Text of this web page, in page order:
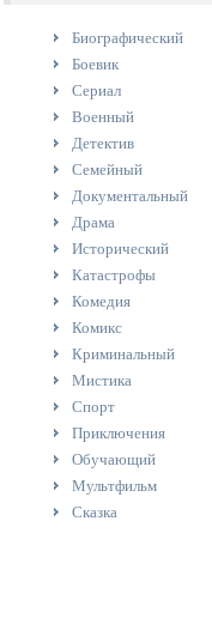
Биографический
Боевик
Сериал
Военный
Детектив
Семейный
Документальный
Драма
Исторический
Катастрофы
Комедия
Комикс
Криминальный
Мистика
Спорт
Приключения
Обучающий
Мультфильм
Сказка